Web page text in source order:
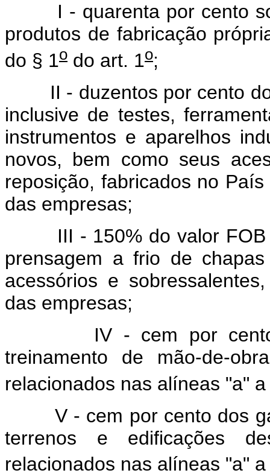
I - quarenta por cento
produtos de fabricação
do § 1o do art. 1o;
II - duzentos por cento
inclusive de testes,
instrumentos e aparelhos
novos, bem como seus
reposição, fabricados no
das empresas;
III - 150% do valor
prensagem a frio de
acessórios e
das empresas;
IV - cem por
treinamento de mão-de-
relacionados nas alíneas "a"
V - cem por cento dos
terrenos e edificações
relacionados nas alíneas "a"